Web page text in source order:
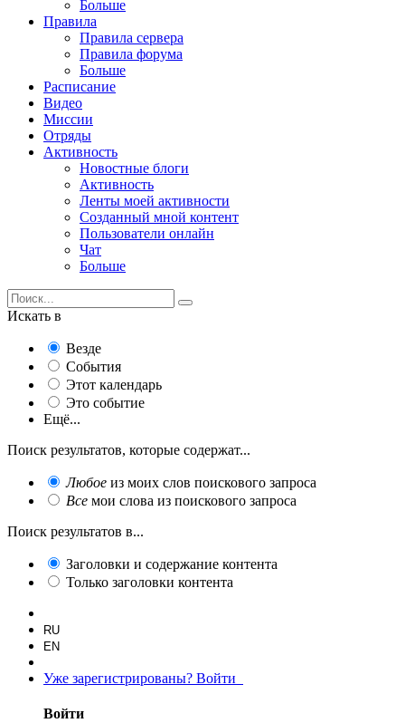
Больше
Правила
Правила сервера
Правила форума
Больше
Расписание
Видео
Миссии
Отряды
Активность
Новостные блоги
Активность
Ленты моей активности
Созданный мной контент
Пользователи онлайн
Чат
Больше
Искать в
Везде
События
Этот календарь
Это событие
Ещё...
Поиск результатов, которые содержат...
Любое из моих слов поискового запроса
Все мои слова из поискового запроса
Поиск результатов в...
Заголовки и содержание контента
Только заголовки контента
RU
EN
Уже зарегистрированы? Войти
Войти